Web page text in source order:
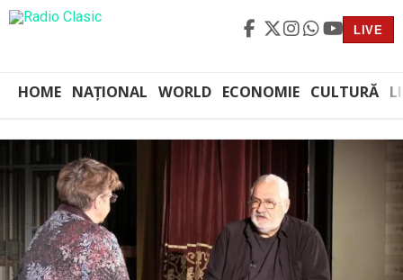
LIVE
HOME NAȚIONAL WORLD ECONOMIE CULTURĂ